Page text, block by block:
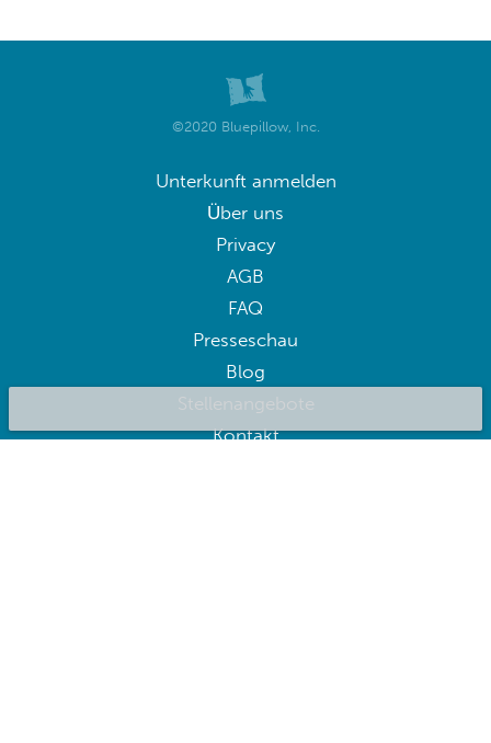
©2020 Bluepillow, Inc.
Unterkunft anmelden
Über uns
Privacy
AGB
FAQ
Presseschau
Blog
Stellenangebote
Kontakt